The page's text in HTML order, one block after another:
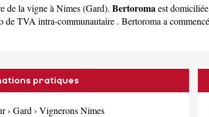
de la vigne à Nimes(Gard). Bertoroma est
TVA intra-communautaire . Bertoroma a
pratiques
› Gard › Vignerons Nimes